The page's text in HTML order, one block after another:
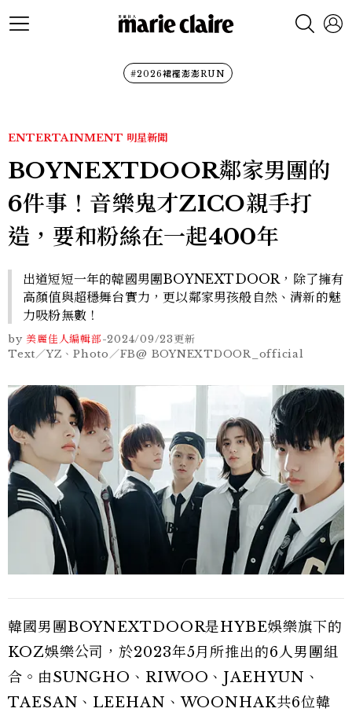
#2026裙襬澎澎RUN
ENTERTAINMENT 明星新聞
BOYNEXTDOOR鄰家男團的
6件事！音樂鬼才ZICO親手打
造，要和粉絲在一起400年
出道短短一年的韓國男團BOYNEXTDOOR，除了擁有
高顏值與超穩舞台實力，更以鄰家男孩般自然、清新的魅
力吸粉無數！
by 美麗佳人編輯部-2024/09/23更新
Text／YZ、Photo／FB@ BOYNEXTDOOR_official
韓國男團BOYNEXTDOOR是HYBE娛樂旗下的
KOZ娛樂公司，於2023年5月所推出的6人男團組
合。由SUNGHO、RIWOO、JAEHYUN、
TAESAN、LEEHAN、WOONHAK共6位韓